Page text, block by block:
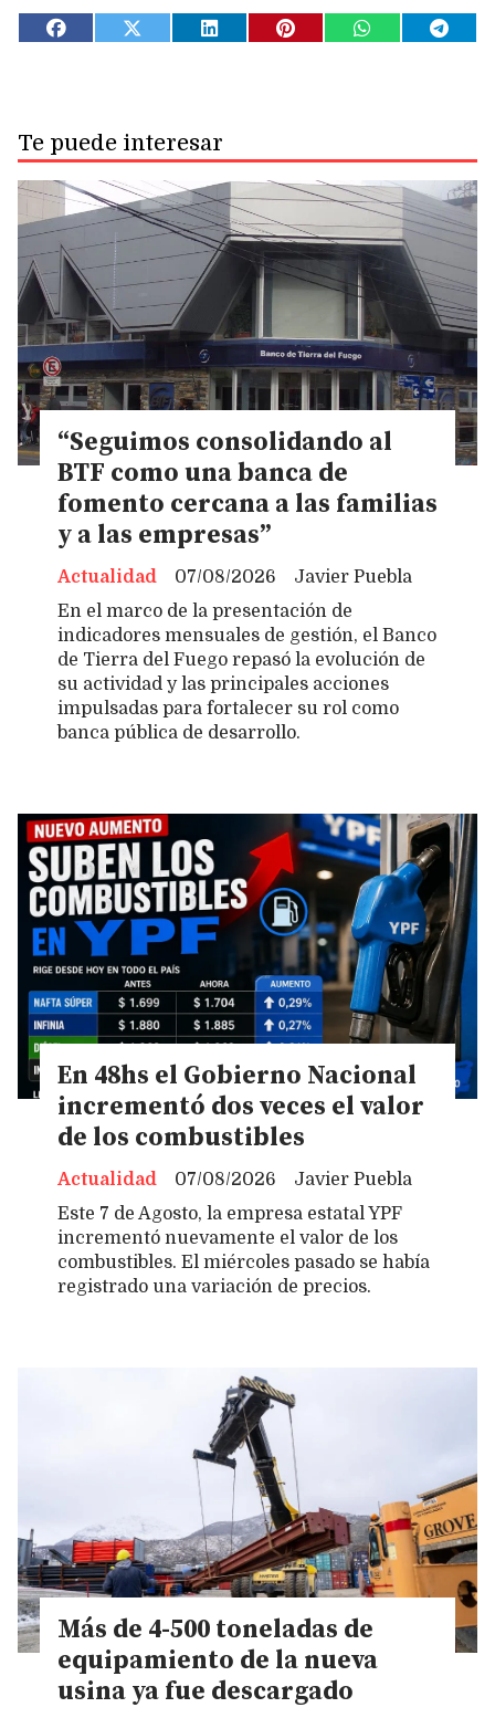
Te puede interesar
“Seguimos consolidando al
BTF como una banca de
fomento cercana a las familias
y a las empresas”
Javier Puebla
Actualidad
07/08/2026
En el marco de la presentación de
indicadores mensuales de gestión, el Banco
de Tierra del Fuego repasó la evolución de
su actividad y las principales acciones
impulsadas para fortalecer su rol como
banca pública de desarrollo.
En 48hs el Gobierno Nacional
incrementó dos veces el valor
de los combustibles
Javier Puebla
Actualidad
07/08/2026
Este 7 de Agosto, la empresa estatal YPF
incrementó nuevamente el valor de los
combustibles. El miércoles pasado se había
registrado una variación de precios.
Más de 4-500 toneladas de
equipamiento de la nueva
usina ya fue descargado